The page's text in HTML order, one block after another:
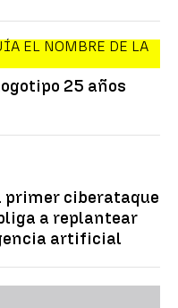
EL NOMBRE DE LA
25 años
primer ciberataque
a replantear
artificial